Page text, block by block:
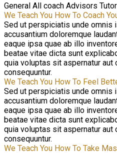
General All coach Advisors
We Teach You How To Coach
Sed ut perspiciatis unde omnis
accusantium doloremque
eaque ipsa quae ab illo
beatae vitae dicta sunt
quia voluptas sit aspernatur
consequuntur.
We Teach You How To Feel
Sed ut perspiciatis unde omnis
accusantium doloremque
eaque ipsa quae ab illo
beatae vitae dicta sunt
quia voluptas sit aspernatur
consequuntur.
We Teach You How To Take